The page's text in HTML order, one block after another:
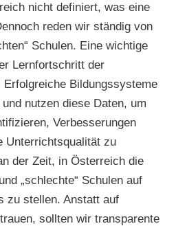
nicht definiert, was eine
reden wir ständig von
Schulen. Eine wichtige
Lernfortschritt der
Erfolgreiche Bildungssysteme
nutzen diese Daten, um
Verbesserungen
Unterrichtsqualität zu
der Zeit, in Österreich die
„schlechte“ Schulen auf
zu stellen. Anstatt auf
sollten wir transparente